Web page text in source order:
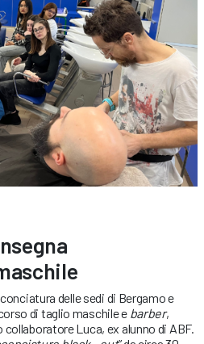
delle sedi di Bergamo e
di taglio maschile e barber,
Luca, ex alunno di ABF.